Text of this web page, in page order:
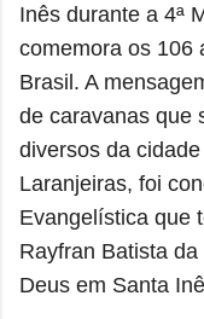
Inês durante a 4ª
comemora os 106
Brasil. A
de caravanas que
diversos da
Laranjeiras, foi
Evangelística que
Rayfran Batista
Deus em Santa